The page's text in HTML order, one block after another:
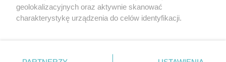
geolokalizacyjnych oraz aktywnie skanować
charakterystykę urządzenia do celów identyfikacji.